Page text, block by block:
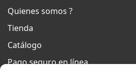
Quienes somos ?
Tienda
Catálogo
Pago seguro en línea